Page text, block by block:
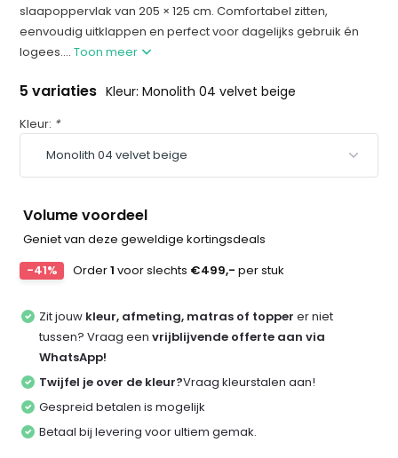
slaapoppervlak van 205 × 125 cm. Comfortabel zitten,
eenvoudig uitklappen en perfect voor dagelijks gebruik én
logees....Toon meer
5 variaties Kleur: Monolith 04 velvet beige
Kleur: *
Volume voordeel
Geniet van deze geweldige kortingsdeals
-41%
Order1 voor slechts €499,- per stuk
Zit jouw kleur, afmeting, matras of topper er niet
tussen? Vraag eenvrijblijvende offerte aan via
WhatsApp!
Twijfel je over de kleur?Vraag kleurstalen aan!
Gespreid betalen is mogelijk
Betaal bij levering voor ultiem gemak.